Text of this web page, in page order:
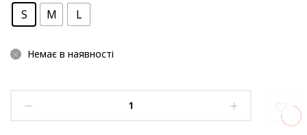
S
M L
Немає в наявності